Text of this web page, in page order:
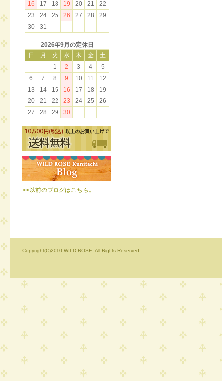
16
17 18 19 20 21
22
23
24 25 26 27 28
29
30
31
2026年9月の定休日
日
月 火 水 木 金
土
1
2 3 4
5
6
7 8 9 10 11
12
13
14 15 16 17 18
19
20
21 22 23 24 25
26
27
28 29 30
>>以前のブログはこちら。
Copyright(C)2010 WILD ROSE. All Rights Reserved.